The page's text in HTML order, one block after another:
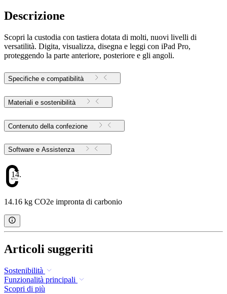
Descrizione
Scopri la custodia con tastiera dotata di molti, nuovi livelli di
versatilità. Digita, visualizza, disegna e leggi con iPad Pro,
proteggendo la parte anteriore, posteriore e gli angoli.
Specifiche e compatibilità
Materiali e sostenibilità
Contenuto della confezione
Software e Assistenza
14.16
14.16 kg CO2e impronta di carbonio
Articoli suggeriti
Sostenibilità
Funzionalità principali
Scopri di più